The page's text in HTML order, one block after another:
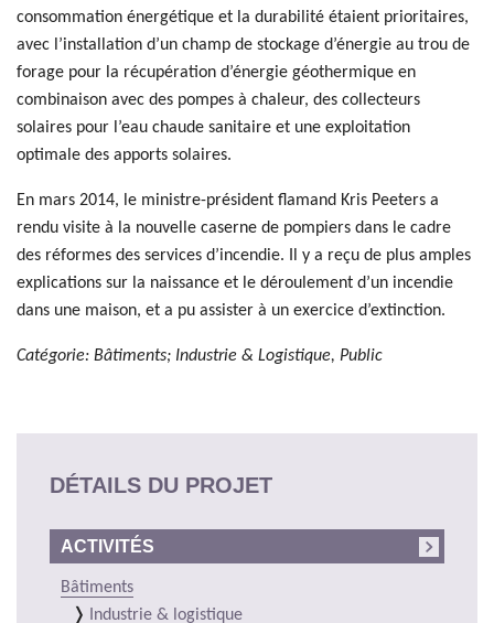
consommation énergétique et la durabilité étaient prioritaires,
avec l’installation d’un champ de stockage d’énergie au trou de
forage pour la récupération d’énergie géothermique en
combinaison avec des pompes à chaleur, des collecteurs
solaires pour l’eau chaude sanitaire et une exploitation
optimale des apports solaires.
En mars 2014, le ministre-président flamand Kris Peeters a
rendu visite à la nouvelle caserne de pompiers dans le cadre
des réformes des services d’incendie. Il y a reçu de plus amples
explications sur la naissance et le déroulement d’un incendie
dans une maison, et a pu assister à un exercice d’extinction.
Catégorie: Bâtiments; Industrie & Logistique, Public
DÉTAILS DU PROJET
ACTIVITÉS
Bâtiments
Industrie & logistique